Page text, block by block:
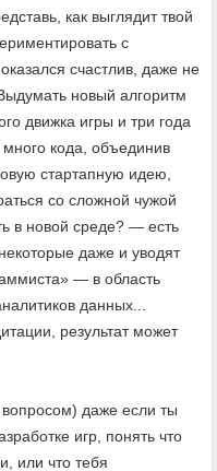
как выглядит твой
с
счастлив, даже не
новый алгоритм
движка игры и три года
кода, объединив
стартапную идею,
со сложной чужой
в новой среде? — есть
даже и уводят
— в область
данных...
результат может
даже если ты
игр, понять что
или что тебя